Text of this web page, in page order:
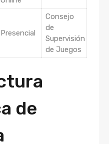
Presencial
Consejo
de
Supervisión
de Juegos
de